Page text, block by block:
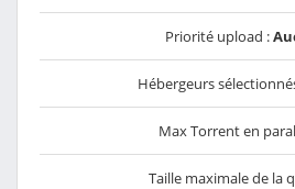
Priorité upload :
Hébergeurs
Max Torrent en
Taille maximale de la